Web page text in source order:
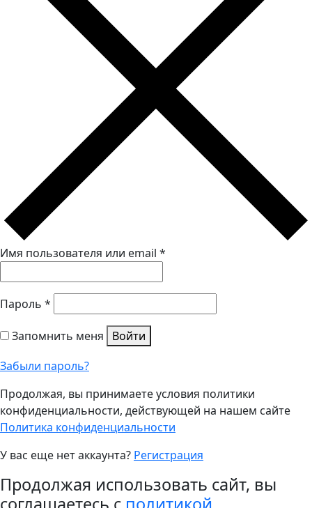
Имя пользователя или email *
Пароль *
Запомнить меня
Войти
Забыли пароль?
Продолжая, вы принимаете условия политики
конфиденциальности, действующей на нашем сайте
Политика конфиденциальности
У вас еще нет аккаунта? Регистрация
Продолжая использовать сайт, вы